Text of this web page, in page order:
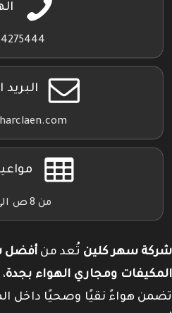
البريد
من 8 ص الى ١٢ م
شركة سهر كلين تُعد من أفضل
المكيفات ومجاري الهواء بجدة
تضمن هواءً نقيًا وصحيًا داخل